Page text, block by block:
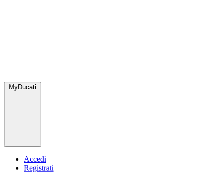
MyDucati
Accedi
Registrati